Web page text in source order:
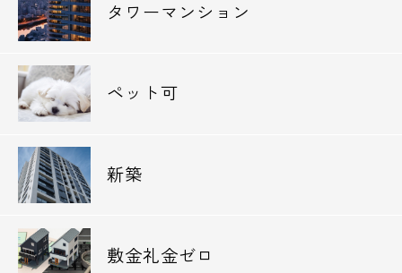
タワーマンション
ペット可
新築
敷金礼金ゼロ